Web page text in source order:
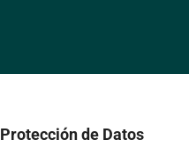
Protección de Datos